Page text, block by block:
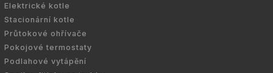
Elektrické kotle
Stacionární kotle
Průtokové ohřívače
Pokojové termostaty
Podlahové vytápění